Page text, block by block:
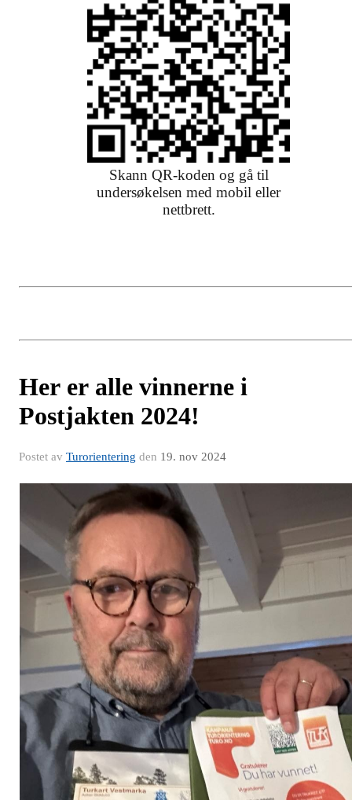
Skann QR-koden og gå til
undersøkelsen med mobil eller
nettbrett.
Her er alle vinnerne i
Postjakten 2024!
Postet av Turorientering den 19. nov 2024